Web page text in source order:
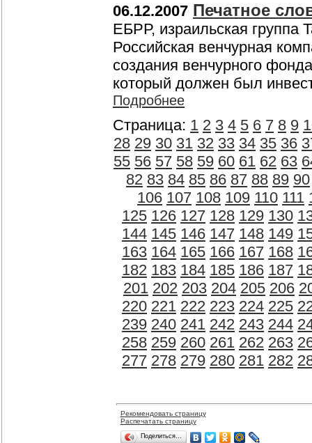
06.12.2007 Печатное
ЕБРР, израильская группа
Российская венчурная
создания венчурного
который должен был
Подробнее
Страница: 1 2 3 4 5 6 7 8 9
28 29 30 31 32 33 34 35 36
55 56 57 58 59 60 61 62 63
82 83 84 85 86 87 88 89 90
106 107 108 109 110 111
125 126 127 128 129 130
144 145 146 147 148 149
163 164 165 166 167 168
182 183 184 185 186 187
201 202 203 204 205 206
220 221 222 223 224 225
239 240 241 242 243 244
258 259 260 261 262 263
277 278 279 280 281 282
Рекомендовать страницу
Распечатать страницу
Поделиться…